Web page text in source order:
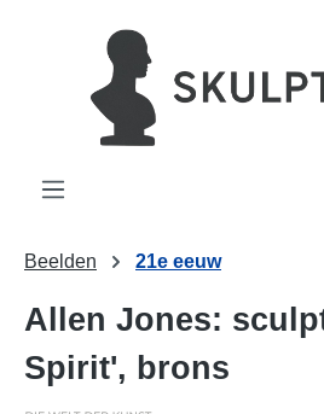
Beelden 21e eeuw
Allen Jones:
Spirit', brons